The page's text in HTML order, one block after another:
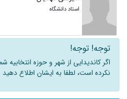
استاد دانشگاه
توجه! توجه!
اگر کاندیدایی از شهر و حوزه انتخابیه
نکرده است، لطفا به ایشان اطلاع دهید